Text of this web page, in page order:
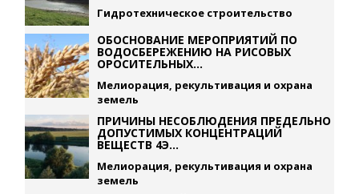
Гидротехническое строительство
ОБОСНОВАНИЕ МЕРОПРИЯТИЙ ПО
ВОДОСБЕРЕЖЕНИЮ НА РИСОВЫХ
ОРОСИТЕЛЬНЫХ...
Мелиорация, рекультивация и охрана
земель
ПРИЧИНЫ НЕСОБЛЮДЕНИЯ ПРЕДЕЛЬНО
ДОПУСТИМЫХ КОНЦЕНТРАЦИЙ
ВЕЩЕСТВ 4Э...
Мелиорация, рекультивация и охрана
земель